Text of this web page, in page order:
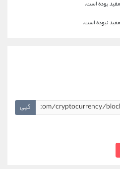
بوده است.
نبوده است.
کپی